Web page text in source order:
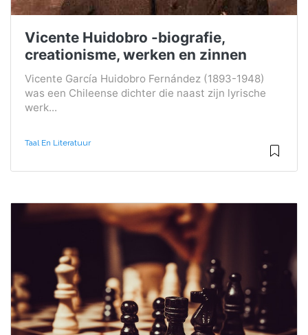
Vicente Huidobro -biografie,
creationisme, werken en zinnen
Vicente García Huidobro Fernández (1893-1948)
was een Chileense dichter die naast zijn lyrische
werk...
Taal En Literatuur